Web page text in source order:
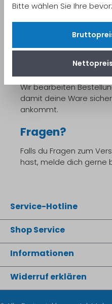
Zubehörartikel:
7,95 €.
– Ab einem
wir Zubehör
versandkostenfrei.
Wir bearbeiten
damit deine Ware
ankommt.
Fragen?
Falls du Fragen zum
hast, melde dich gerne
Service-Hotline
Shop Service
Informationen
Widerruf erklären
Bitte wählen Sie Ihre